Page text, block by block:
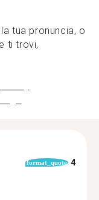
tua pronuncia, o
ti trovi,
format_quote 4